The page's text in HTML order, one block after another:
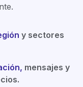
y sectores
mensajes y